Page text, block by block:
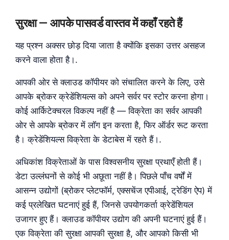
सुरक्षा — आपके पासवर्ड वास्तव में कहाँ रहते हैं
यह प्रश्न अक्सर छोड़ दिया जाता है क्योंकि इसका उत्तर असहज
करने वाला होता है।.
आपकी ओर से क्लाउड कॉपीयर को संचालित करने के लिए, उसे
आपके ब्रोकर क्रेडेंशियल्स को अपने सर्वर पर स्टोर करना होगा।
कोई आर्किटेक्चरल विकल्प नहीं है — विक्रेता का सर्वर आपकी
ओर से आपके ब्रोकर में लॉग इन करता है, फिर ऑर्डर रूट करता
है। क्रेडेंशियल्स विक्रेता के डेटाबेस में रहते हैं।.
अधिकांश विक्रेताओं के पास विश्वसनीय सुरक्षा प्रथाएँ होती हैं।
डेटा उल्लंघनों से कोई भी अछूता नहीं है। पिछले पाँच वर्षों में
आसन्न उद्योगों (ब्रोकर प्लेटफॉर्म, एक्सचेंज एपीआई, ट्रेडिंग ऐप) में
कई प्रलेखित घटनाएं हुई हैं, जिनसे उपयोगकर्ता क्रेडेंशियल
उजागर हुए हैं। क्लाउड कॉपीयर उद्योग की अपनी घटनाएं हुई हैं।
एक विक्रेता की सुरक्षा आपकी सुरक्षा है, और आपको किसी भी